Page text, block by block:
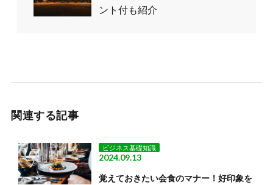
ント付も紹介
関連する記事
ビジネス基礎知識
2024.09.13
覚えておきたい会食のマナー！好印象を